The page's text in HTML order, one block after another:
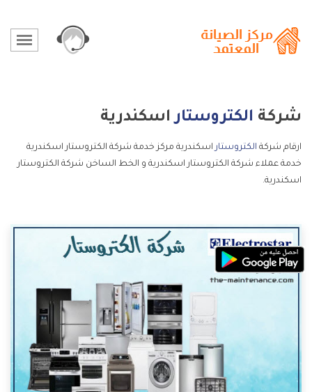
شركة الكتروستاراسكندرية
ارقام شركة الكتروستار اسكندرية مركز خدمة شركة الكتروستار اسكندرية
خدمة عملاء شركة الكتروستار اسكندرية و الخط الساخن شركة الكتروستار
اسكندرية.